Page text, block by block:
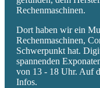
Rechenmaschinen.
Dort haben wir ein
Rechenmaschinen,
Schwerpunkt hat.
spannenden
von 13 - 18 Uhr. Auf
Infos.